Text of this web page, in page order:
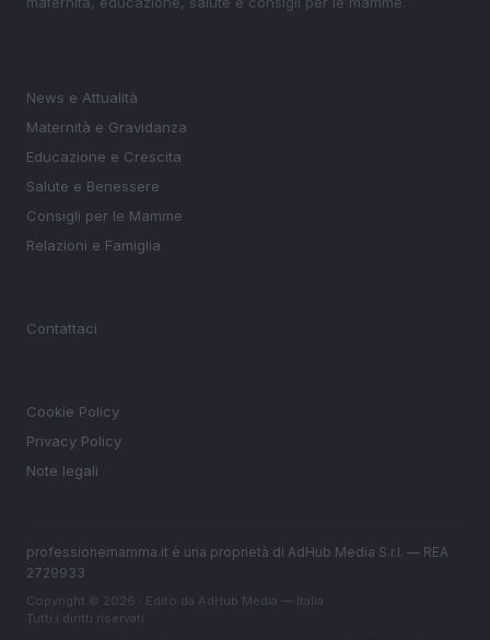
News e Attualità
Maternità e Gravidanza
Educazione e Crescita
Salute e Benessere
Consigli per le Mamme
Relazioni e Famiglia
Contattaci
Cookie Policy
Privacy Policy
Note legali
professionemamma.it è una proprietà di AdHub Media S.r.l. — REA
2729933
Copyright © 2026 · Edito da AdHub Media — Italia
Tutti i diritti riservati